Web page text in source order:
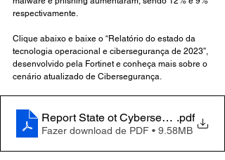
respectivamente.
Clique abaixo e baixe o “Relatório do estado da
tecnologia operacional e cibersegurança de 2023”,
desenvolvido pela Fortinet e conheça mais sobre o
cenário atualizado de Cibersegurança.
Report State ot Cybersecurity
.pdf
Fazer download de PDF • 9.58MB